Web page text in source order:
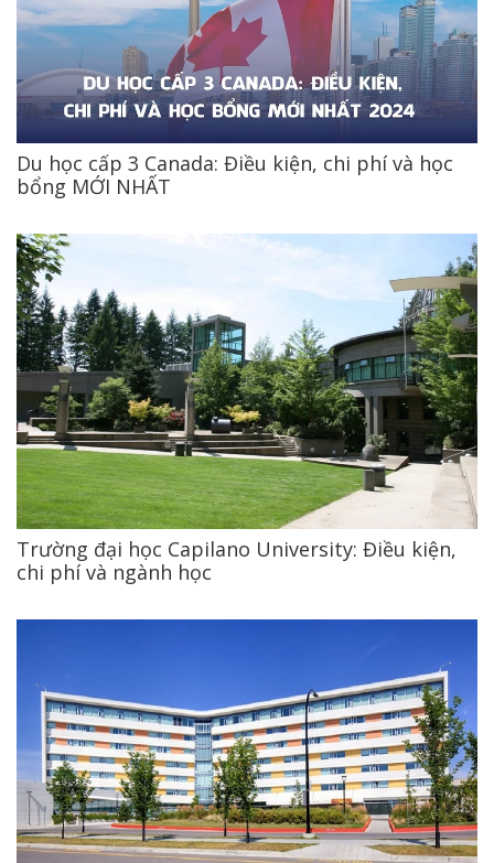
Du học cấp 3 Canada: Điều kiện, chi phí và học
bổng MỚI NHẤT
Trường đại học Capilano University: Điều kiện,
chi phí và ngành học